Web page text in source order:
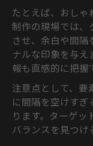
たとえば、おしゃ
制作の現場では、
させ、余白や間隔
ナルな印象を与え
報も直感的に把握
注意点として、要
に間隔を空けす
ります。ターゲ
バランスを見つけ